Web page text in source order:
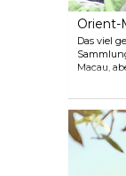
Orient-
Das viel
Macau,
Masken